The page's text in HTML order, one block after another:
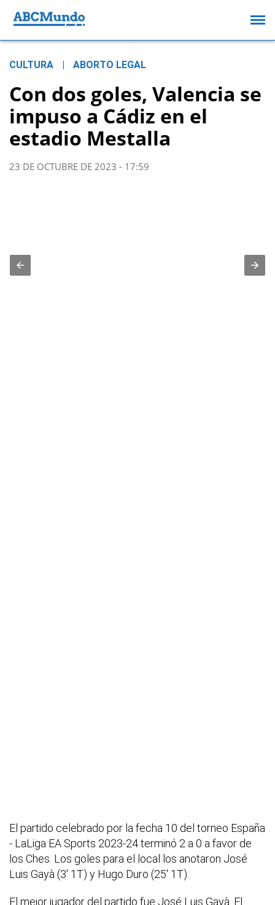
CULTURA ABORTO LEGAL
Con dos goles, Valencia se
impuso a Cádiz en el
estadio Mestalla
23 DE OCTUBRE DE 2023 - 17:59
El partido celebrado por la fecha 10 del torneo España
- LaLiga EA Sports 2023-24 terminó 2 a 0 a favor de
los Ches. Los goles para el local los anotaron José
Luis Gayà (3' 1T) y Hugo Duro (25' 1T).
El mejor jugador del partido fue José Luis Gayà. El